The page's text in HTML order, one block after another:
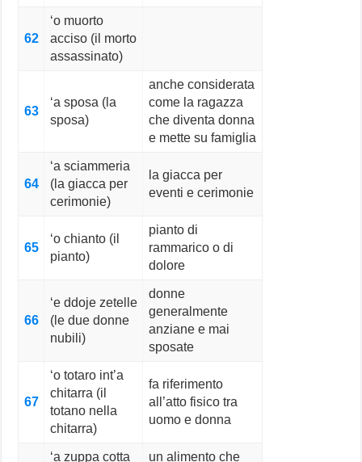
62
‘o muorto
acciso (il morto
assassinato)
63
‘a sposa (la
sposa)
anche considerata
come la ragazza
che diventa donna
e mette su famiglia
64
‘a sciammeria
(la giacca per
cerimonie)
la giacca per
eventi e cerimonie
65
‘o chianto (il
pianto)
pianto di
rammarico o di
dolore
66
‘e ddoje zetelle
(le due donne
nubili)
donne
generalmente
anziane e mai
sposate
67
‘o totaro int’a
chitarra (il
totano nella
chitarra)
fa riferimento
all’atto fisico tra
uomo e donna
‘a zuppa cotta un alimento che